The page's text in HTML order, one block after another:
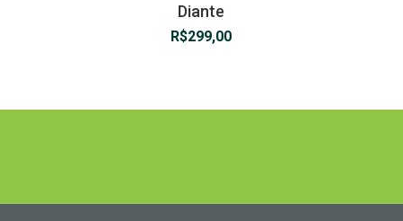
Diante
R$299,00